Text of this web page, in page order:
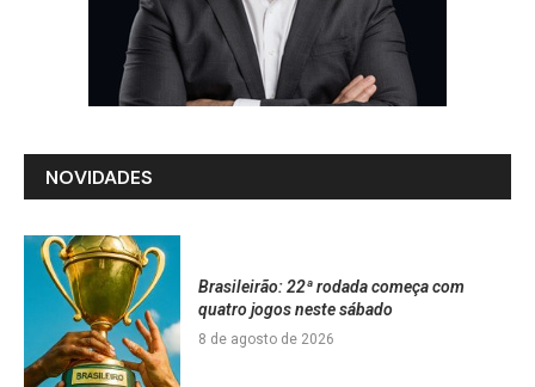
NOVIDADES
Brasileirão: 22ª rodada começa com
quatro jogos neste sábado
8 de agosto de 2026